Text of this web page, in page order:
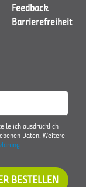
Feedback
Barrierefreiheit
ich ausdrücklich
Daten. Weitere
BESTELLEN